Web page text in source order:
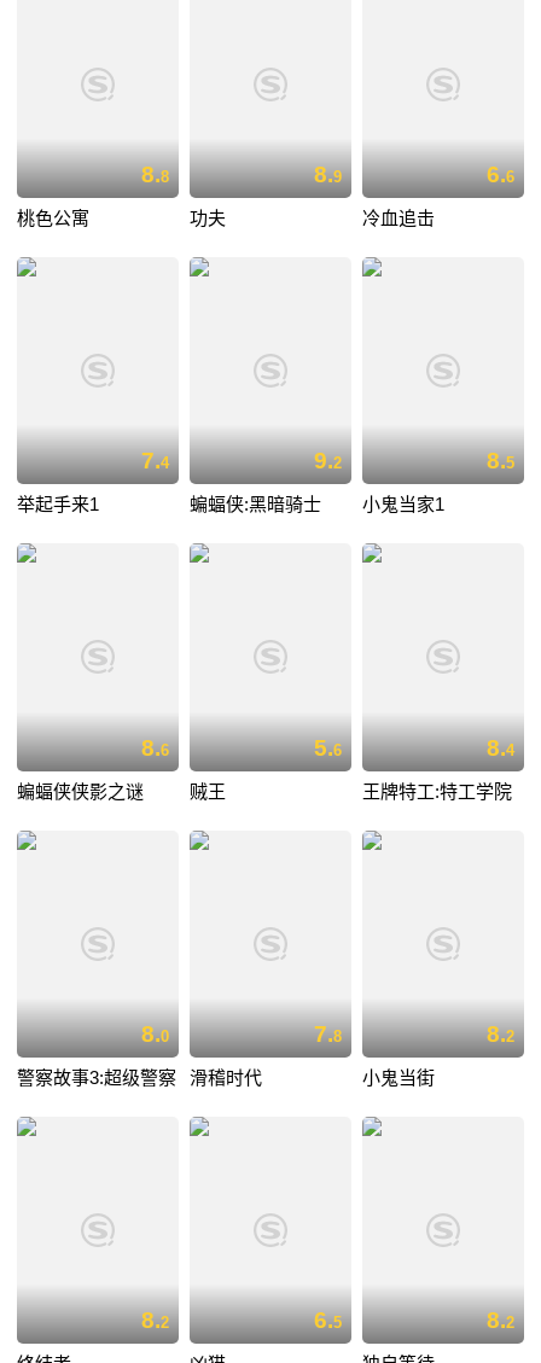
8.8
桃色公寓
8.9
功夫
6.6
冷血追击
7.4
举起手来1
9.2
蝙蝠侠:黑暗骑士
8.5
小鬼当家1
8.6
蝙蝠侠侠影之谜
5.6
贼王
8.4
王牌特工:特工学院
8.0
警察故事3:超级警察
7.8
滑稽时代
8.2
小鬼当街
8.2 6.5 8.2